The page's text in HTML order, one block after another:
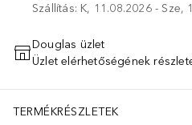
Szállítás: K, 11.08.2026 - Sze,
KOSÁRBA
Douglas üzlet
Üzlet elérhetőségének
TERMÉKRÉSZLETEK